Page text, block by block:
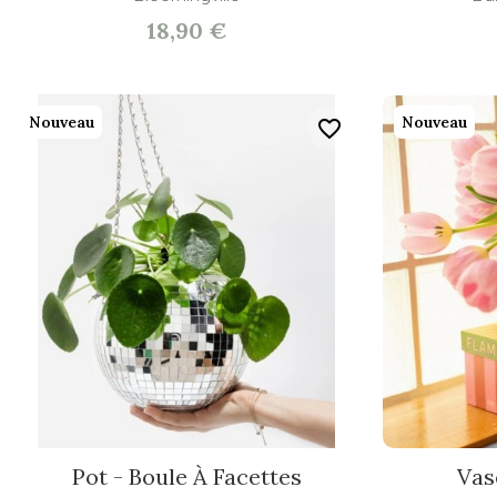
18,90 €
Pot - Boule À Facettes
Nouveau favorite_border Nouveau